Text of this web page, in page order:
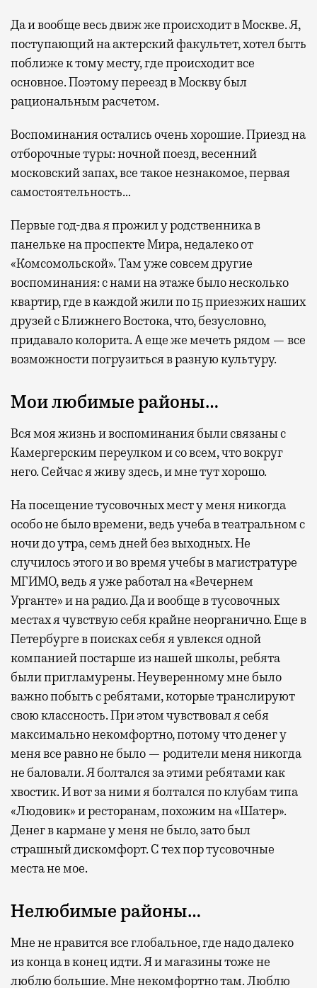
Да и вообще весь движ же происходит в Москве. Я,
поступающий на актерский факультет, хотел быть
поближе к тому месту, где происходит все
основное. Поэтому переезд в Москву был
рациональным расчетом.
Воспоминания остались очень хорошие. Приезд на
отборочные туры: ночной поезд, весенний
московский запах, все такое незнакомое, первая
самостоятельность…
Первые год-два я прожил у родственника в
панельке на проспекте Мира, недалеко от
«Комсомольской». Там уже совсем другие
воспоминания: с нами на этаже было несколько
квартир, где в каждой жили по 15 приезжих наших
друзей с Ближнего Востока, что, безусловно,
придавало колорита. А еще же мечеть рядом — все
возможности погрузиться в разную культуру.
Мои любимые районы…
Вся моя жизнь и воспоминания были связаны с
Камергерским переулком и со всем, что вокруг
него. Сейчас я живу здесь, и мне тут хорошо.
На посещение тусовочных мест у меня никогда
особо не было времени, ведь учеба в театральном с
ночи до утра, семь дней без выходных. Не
случилось этого и во время учебы в магистратуре
МГИМО, ведь я уже работал на «Вечернем
Урганте» и на радио. Да и вообще в тусовочных
местах я чувствую себя крайне неорганично. Еще в
Петербурге в поисках себя я увлекся одной
компанией постарше из нашей школы, ребята
были пригламурены. Неуверенному мне было
важно побыть с ребятами, которые транслируют
свою классность. При этом чувствовал я себя
максимально некомфортно, потому что денег у
меня все равно не было — родители меня никогда
не баловали. Я болтался за этими ребятами как
хвостик. И вот за ними я болтался по клубам типа
«Людовик» и ресторанам, похожим на «Шатер».
Денег в кармане у меня не было, зато был
страшный дискомфорт. С тех пор тусовочные
места не мое.
Нелюбимые районы…
Мне не нравится все глобальное, где надо далеко
из конца в конец идти. Я и магазины тоже не
люблю большие. Мне некомфортно там. Люблю